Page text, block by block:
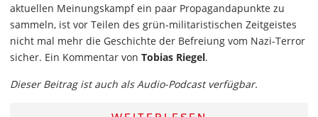
aktuellen Meinungskampf ein paar Propagandapunkte zu
sammeln, ist vor Teilen des grün-militaristischen Zeitgeistes
nicht mal mehr die Geschichte der Befreiung vom Nazi-Terror
sicher. Ein Kommentar von Tobias Riegel.
Dieser Beitrag ist auch als Audio-Podcast verfügbar.